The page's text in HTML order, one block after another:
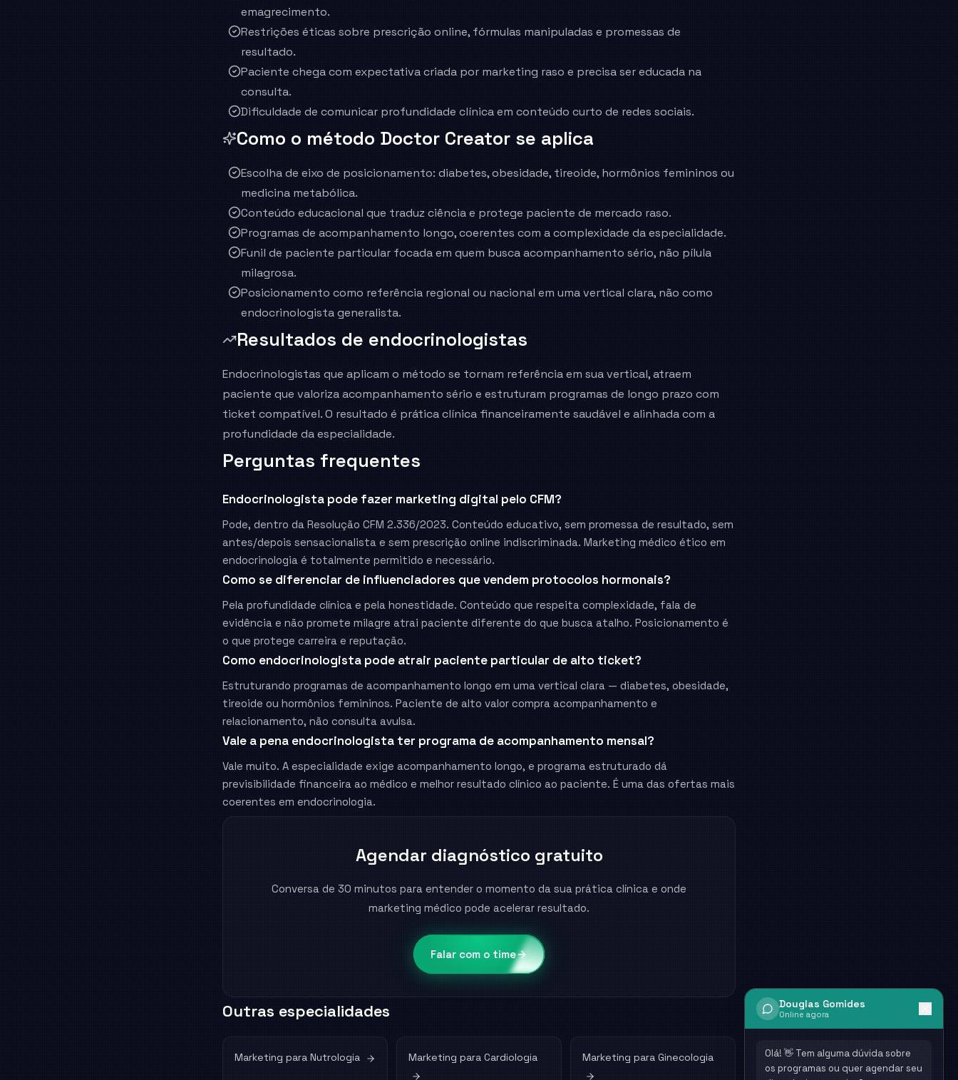
emagrecimento.
Restrições éticas sobre prescrição online, fórmulas manipuladas e promessas de
resultado.
Paciente chega com expectativa criada por marketing raso e precisa ser educada na
consulta.
Dificuldade de comunicar profundidade clínica em conteúdo curto de redes sociais.
Como o método Doctor Creator se aplica
Escolha de eixo de posicionamento: diabetes, obesidade, tireoide, hormônios femininos ou
medicina metabólica.
Conteúdo educacional que traduz ciência e protege paciente de mercado raso.
Programas de acompanhamento longo, coerentes com a complexidade da especialidade.
Funil de paciente particular focada em quem busca acompanhamento sério, não pílula
milagrosa.
Posicionamento como referência regional ou nacional em uma vertical clara, não como
endocrinologista generalista.
Resultados de endocrinologistas
Endocrinologistas que aplicam o método se tornam referência em sua vertical, atraem
paciente que valoriza acompanhamento sério e estruturam programas de longo prazo com
ticket compatível. O resultado é prática clínica financeiramente saudável e alinhada com a
profundidade da especialidade.
Perguntas frequentes
Endocrinologista pode fazer marketing digital pelo CFM?
Pode, dentro da Resolução CFM 2.336/2023. Conteúdo educativo, sem promessa de resultado, sem
antes/depois sensacionalista e sem prescrição online indiscriminada. Marketing médico ético em
endocrinologia é totalmente permitido e necessário.
Como se diferenciar de influenciadores que vendem protocolos hormonais?
Pela profundidade clínica e pela honestidade. Conteúdo que respeita complexidade, fala de
evidência e não promete milagre atrai paciente diferente do que busca atalho. Posicionamento é
o que protege carreira e reputação.
Como endocrinologista pode atrair paciente particular de alto ticket?
Estruturando programas de acompanhamento longo em uma vertical clara — diabetes, obesidade,
tireoide ou hormônios femininos. Paciente de alto valor compra acompanhamento e
relacionamento, não consulta avulsa.
Vale a pena endocrinologista ter programa de acompanhamento mensal?
Vale muito. A especialidade exige acompanhamento longo, e programa estruturado dá
previsibilidade financeira ao médico e melhor resultado clínico ao paciente. É uma das ofertas mais
coerentes em endocrinologia.
Agendar diagnóstico gratuito
Conversa de 30 minutos para entender o momento da sua prática clínica e onde
marketing médico pode acelerar resultado.
Falar com o time
Outras especialidades
Marketing para Nutrologia Marketing para Cardiologia Marketing para Ginecologia
Douglas Gomides
Online agora
Olá! 👋 Tem alguma dúvida sobre
os programas ou quer agendar seu